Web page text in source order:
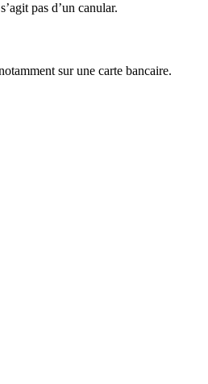
pas d’un canular.
sur une carte bancaire.